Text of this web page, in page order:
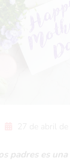
27 de abril de
padres es